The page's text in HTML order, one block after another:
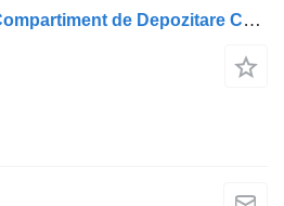
Обложување Capac Compartiment de Depozitare Cabina Dreapta за камион IVECO – Coduri: 504153138, 504202761, 5801935928, 504199058